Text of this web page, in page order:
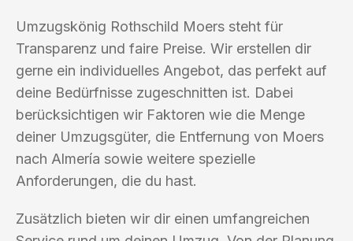
Umzugskönig Rothschild Moers steht für
Transparenz und faire Preise. Wir erstellen dir
gerne ein individuelles Angebot, das perfekt auf
deine Bedürfnisse zugeschnitten ist. Dabei
berücksichtigen wir Faktoren wie die Menge
deiner Umzugsgüter, die Entfernung von Moers
nach Almería sowie weitere spezielle
Anforderungen, die du hast.
Zusätzlich bieten wir dir einen umfangreichen